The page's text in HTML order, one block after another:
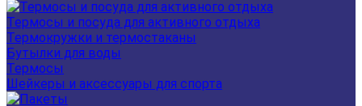
Термосы и посуда для активного отдыха
Термокружки и термостаканы
Бутылки для воды
Термосы
Шейкеры и аксессуары для спорта